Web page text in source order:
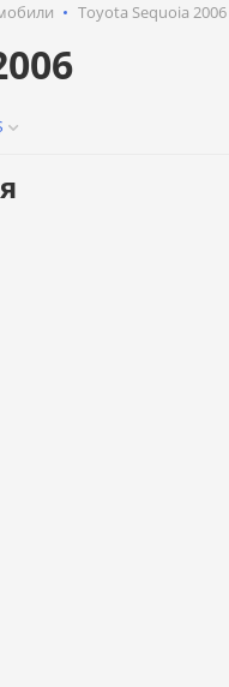
Toyota Sequoia 2006